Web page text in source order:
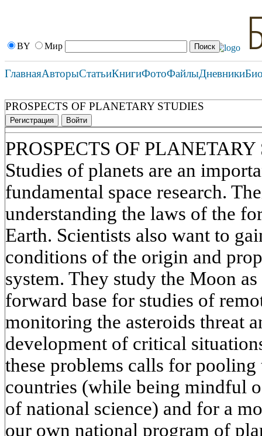
BY Мир
ГлавнаяАвторыСтатьиКнигиФотоФайлыДневники
PROSPECTS OF PLANETARY STUDIES
Регистрация Войти
PROSPECTS OF
Studies of planets are an
fundamental space research.
understanding the laws of the
Earth. Scientists also want to
conditions of the origin and
system. They study the Moon
forward base for studies of
monitoring the asteroids threat
development of critical
these problems calls for
countries (while being mindful
of national science) and for a
our own national program of